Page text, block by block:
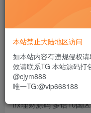
此内容为付费资源，请付
usdt
trx理财源码 多语10国
本站禁止大陆地区访问
如本站内容有违规侵权
效请联系TG 本站源码打
@cjym888
唯一TG:@vip668188